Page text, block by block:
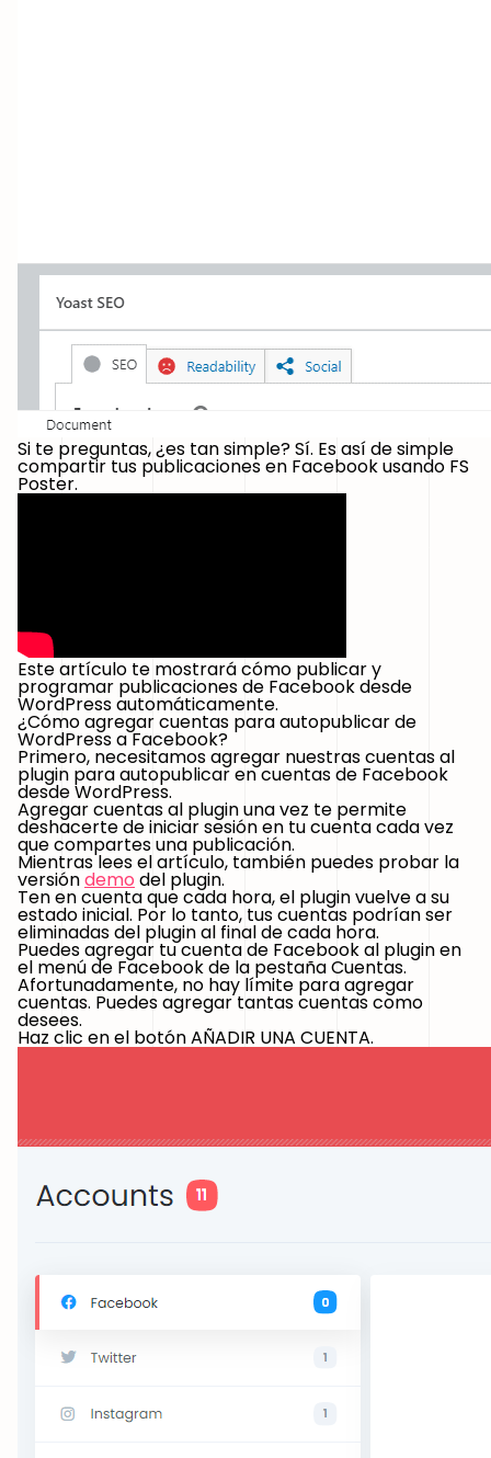
Si te preguntas, ¿es tan simple? Sí. Es así de simple
compartir tus publicaciones en Facebook usando FS
Poster.
Este artículo te mostrará cómo publicar y
programar publicaciones de Facebook desde
WordPress automáticamente.
¿Cómo agregar cuentas para autopublicar de
WordPress a Facebook?
Primero, necesitamos agregar nuestras cuentas al
plugin para autopublicar en cuentas de Facebook
desde WordPress.
Agregar cuentas al plugin una vez te permite
deshacerte de iniciar sesión en tu cuenta cada vez
que compartes una publicación.
Mientras lees el artículo, también puedes probar la
versióndemo del plugin.
Ten en cuenta que cada hora, el plugin vuelve a su
estado inicial. Por lo tanto, tus cuentas podrían ser
eliminadas del plugin al final de cada hora.
Puedes agregar tu cuenta de Facebook al plugin en
el menú de Facebook de la pestaña Cuentas.
Afortunadamente, no hay límite para agregar
cuentas. Puedes agregar tantas cuentas como
desees.
Haz clic en el botón AÑADIR UNA CUENTA.